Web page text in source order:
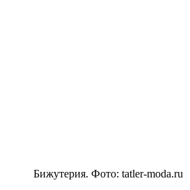
Бижутерия. Фото: tatler-moda.ru